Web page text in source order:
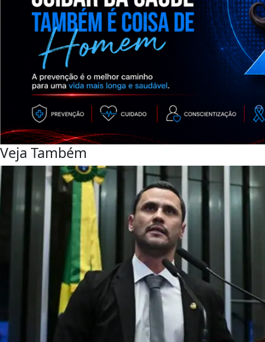
Veja Também